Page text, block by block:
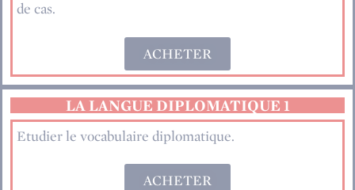
de cas.
ACHETER
LA LANGUE DIPLOMATIQUE 1
Etudier le vocabulaire diplomatique.
ACHETER